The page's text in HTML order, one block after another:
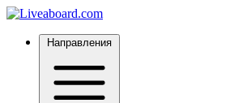
Направления